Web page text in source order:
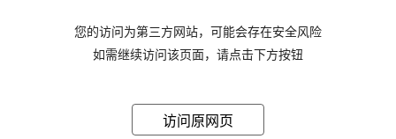
您的访问为第三方网站，可能会存在安全风险
如需继续访问该页面，请点击下方按钮
访问原网页